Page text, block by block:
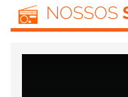
NOSSOS